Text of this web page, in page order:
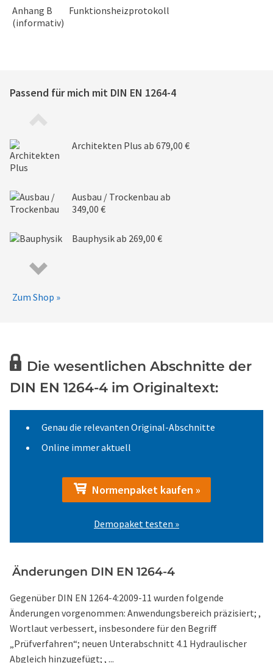
Anhang B
(informativ)
Funktionsheizprotokoll
Passend für mich mit DIN EN 1264-4
Architekten Plus ab 679,00 €
Ausbau / Trockenbau ab
349,00 €
Bauphysikab 269,00 €
Zum Shop »
Die wesentlichen Abschnitte der
DIN EN 1264-4 im Originaltext:
Genau die relevanten Original-Abschnitte
Online immer aktuell
Normenpaket kaufen »
Demopaket testen »
Änderungen DIN EN 1264-4
Gegenüber DIN EN 1264-4:2009-11 wurden folgende
Änderungen vorgenommen: Anwendungsbereich präzisiert; ,
Wortlaut verbessert, insbesondere für den Begriff
„Prüfverfahren“; neuen Unterabschnitt 4.1 Hydraulischer
Abgleich hinzugefügt; , ...